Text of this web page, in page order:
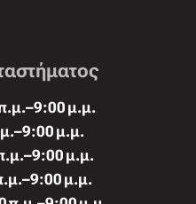
μ.μ.
μ.μ.
μ.μ.
μ.μ.